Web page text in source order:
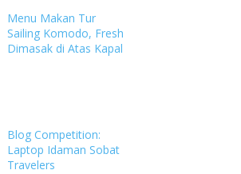
Menu Makan Tur
Sailing Komodo, Fresh
Dimasak di Atas Kapal
Blog Competition:
Laptop Idaman Sobat
Travelers